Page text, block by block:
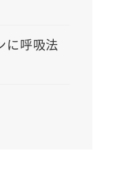
に呼吸法